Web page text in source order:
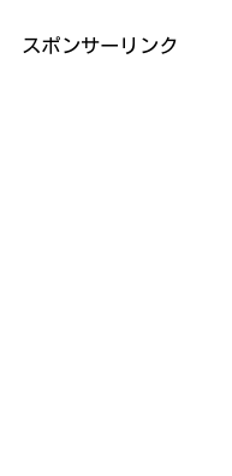
スポンサーリンク